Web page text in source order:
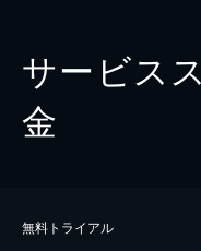
サービス
金
無料トライアル